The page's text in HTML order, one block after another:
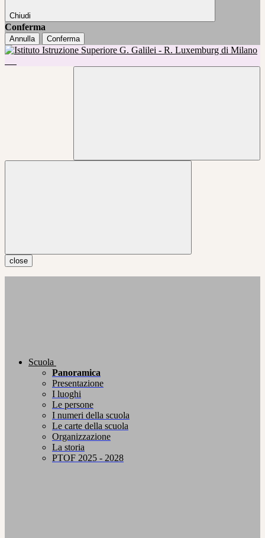
Chiudi
Conferma
Annulla Conferma
close
Scuola
Panoramica
Presentazione
I luoghi
Le persone
I numeri della scuola
Le carte della scuola
Organizzazione
La storia
PTOF 2025 - 2028